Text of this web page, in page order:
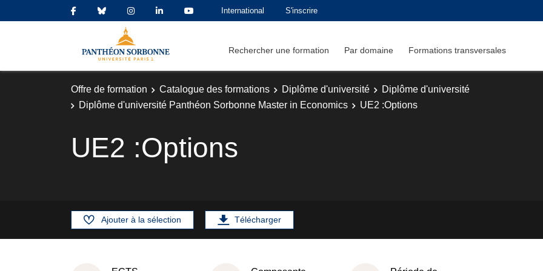
International S'inscrire
Rechercher une formation Par domaine Formations transversales
Offre de formation Catalogue des formations Diplôme d'université
Diplôme d'université
Diplôme d'université Panthéon Sorbonne Master in Economics
UE2 :Options
UE2 :Options
Ajouter à la sélection Télécharger